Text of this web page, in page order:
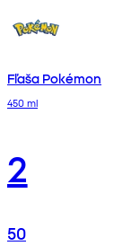
Fľaša Pokémon
450 ml
2
50